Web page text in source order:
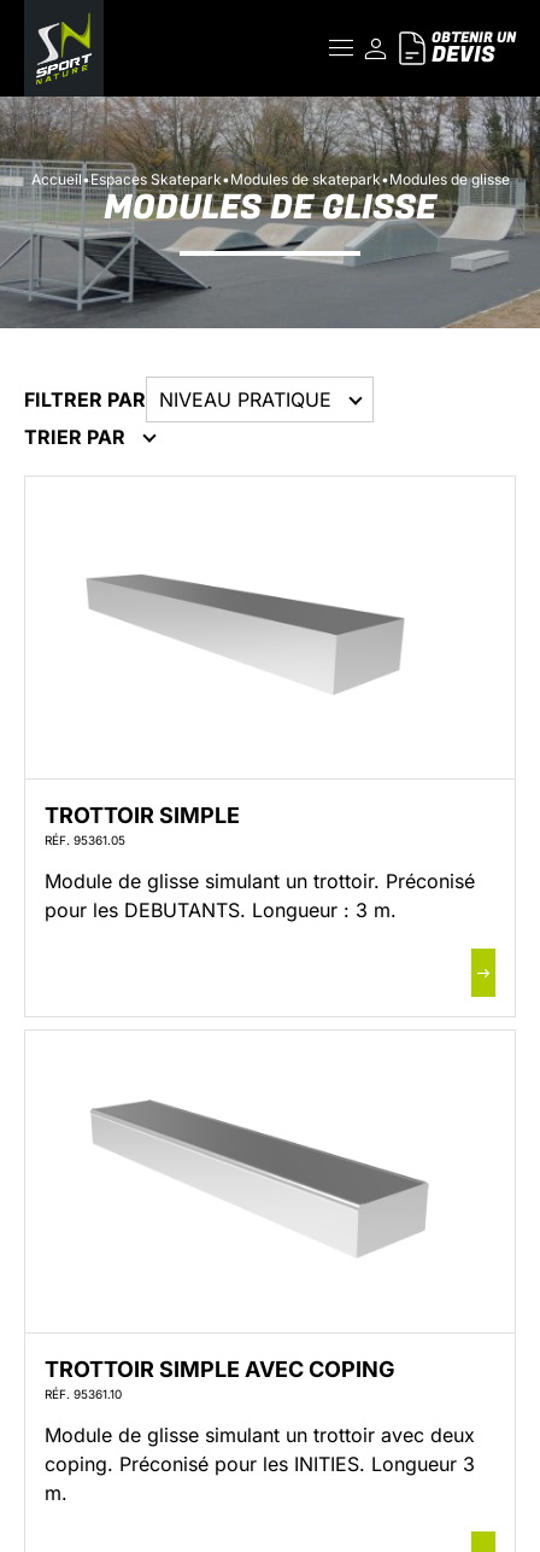
OBTENIR UN
DEVIS
Accueil•Espaces Skatepark•Modules de skatepark•Modules de glisse
MODULES DE GLISSE
FILTRER PAR
NIVEAU PRATIQUE
TRIER PAR
TROTTOIR SIMPLE
RÉF. 95361.05
Module de glisse simulant un trottoir. Préconisé
pour les DEBUTANTS. Longueur : 3 m.
TROTTOIR SIMPLE AVEC COPING
RÉF. 95361.10
Module de glisse simulant un trottoir avec deux
coping. Préconisé pour les INITIES. Longueur 3
m.